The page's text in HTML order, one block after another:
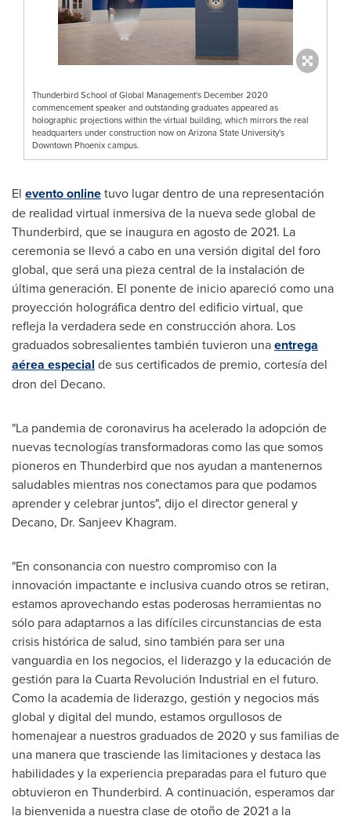
Thunderbird School of Global Management's December 2020
commencement speaker and outstanding graduates appeared as
holographic projections within the virtual building, which mirrors the real
headquarters under construction now on Arizona State University's
Downtown Phoenix campus.
El evento onlinetuvo lugar dentro de una representación
de realidad virtual inmersiva de la nueva sede global de
Thunderbird, que se inaugura en agosto de 2021. La
ceremonia se llevó a cabo en una versión digital del foro
global, que será una pieza central de la instalación de
última generación. El ponente de inicio apareció como una
proyección holográfica dentro del edificio virtual, que
refleja la verdadera sede en construcción ahora. Los
graduados sobresalientes también tuvieron unaentrega
aérea especial de sus certificados de premio, cortesía del
dron del Decano.
"La pandemia de coronavirus ha acelerado la adopción de
nuevas tecnologías transformadoras como las que somos
pioneros en Thunderbird que nos ayudan a mantenernos
saludables mientras nos conectamos para que podamos
aprender y celebrar juntos", dijo el director general y
Decano, Dr. Sanjeev Khagram.
"En consonancia con nuestro compromiso con la
innovación impactante e inclusiva cuando otros se retiran,
estamos aprovechando estas poderosas herramientas no
sólo para adaptarnos a las difíciles circunstancias de esta
crisis histórica de salud, sino también para ser una
vanguardia en los negocios, el liderazgo y la educación de
gestión para la Cuarta Revolución Industrial en el futuro.
Como laacademia de liderazgo, gestión y negocios más
global y digital del mundo, estamos orgullosos de
homenajear a nuestros graduados de 2020 y sus familias de
una manera que trasciende las limitaciones y destaca las
habilidades y la experiencia preparadas para el futuro que
obtuvieron en Thunderbird. A continuación, esperamos dar
la bienvenida a nuestra clase de otoño de 2021 a la